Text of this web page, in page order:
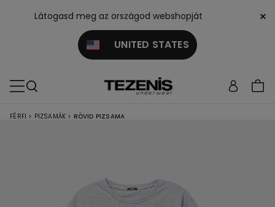
Látogasd meg az országod webshopját
UNITED STATES
×
FÉRFI > PIZSAMÁK > RÖVID PIZSAMA